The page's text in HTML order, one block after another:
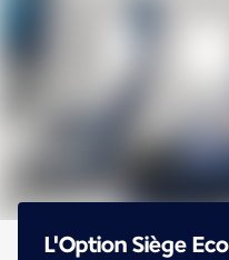
L'Option Siège